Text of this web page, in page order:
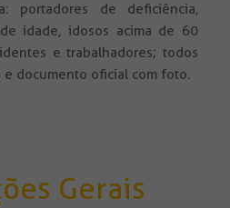
portadores de deficiência,
idade, idosos acima de 60
e trabalhadores; todos
e documento oficial com foto.
Gerais